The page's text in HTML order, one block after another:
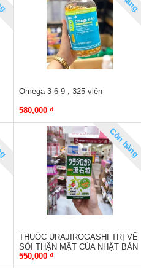
Omega 3-6-9 , 325 viên
580,000 ₫
Còn hàng
THUỐC URAJIROGASHI TRỊ VỀ
SỎI THẬN MẬT CỦA NHẬT BẢN
550,000 ₫